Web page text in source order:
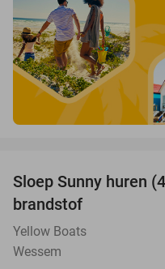
Sloep Sunny huren
brandstof
Yellow Boats
Wessem